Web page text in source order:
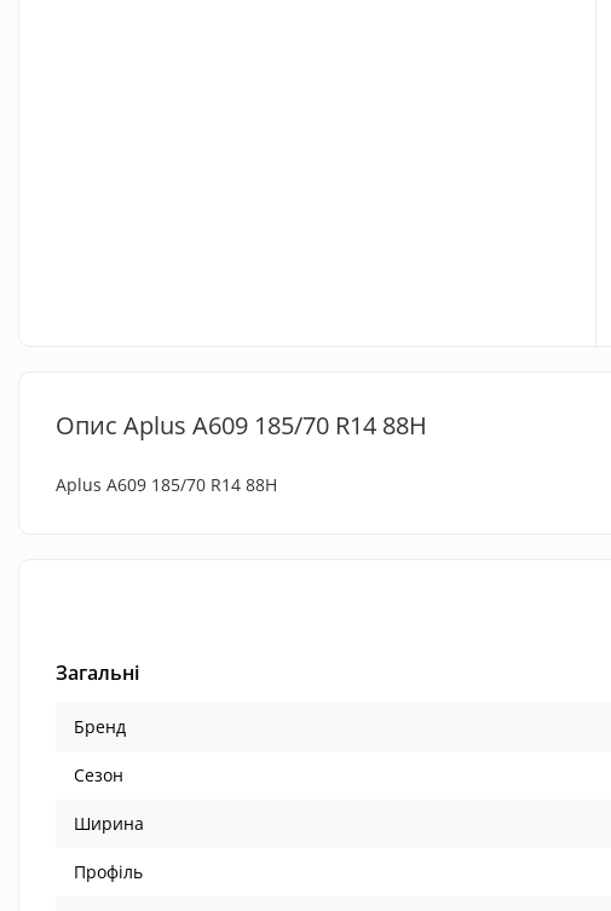
Опис Aplus A609 185/70 R14 88H
Aplus A609 185/70 R14 88H
Загальні
Бренд
Сезон
Ширина
Профіль